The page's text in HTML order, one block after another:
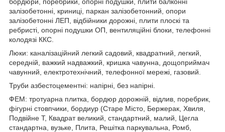
залізобетонні, криниці, паркан залізобетонний, опори
залізобетонні ЛЕП, відбійники дорожні, плити плоскі та
ребристі, опорні подушки ОП, вентиляційні блоки, телефонні
колодязі ККС.
Люки: каналізаційний легкий садовий, квадратний, легкий,
середній, важкий надважкий, кришка чавунна, дощоприймач
чавунний, електротехнічний, телефонної мережі, газовий.
Труби азбестоцементні: напірні, без напірні.
ФЕМ: тротуарна плитка, бордюр дорожній, відлив, поребрик,
фігурні стовпчики, бордиур (Старе Місто, Бержерак, Хвиля,
Подвійне Т, Квадрат великий, стандартний, малий, Цегла
стандартна, вузьке, Плита, Решітка паркувальна, Ромб,